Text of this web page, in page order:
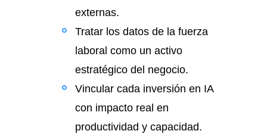
externas.
Tratar los datos de la fuerza
laboral como un activo
estratégico del negocio.
Vincular cada inversión en IA
con impacto real en
productividad y capacidad.